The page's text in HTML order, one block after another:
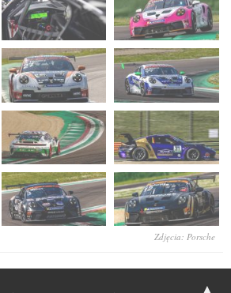
Zdjęcia: Porsche